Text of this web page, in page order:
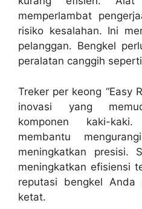
memperlambat
risiko kesalahan. Ini
pelanggan. Bengkel
peralatan canggih
Treker per keong “Easy
inovasi yang
komponen kaki-
membantu
meningkatkan presisi.
meningkatkan efisiensi
reputasi bengkel
ketat.